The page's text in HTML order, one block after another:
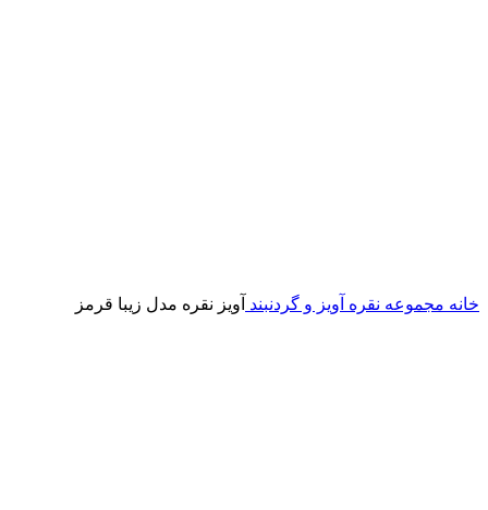
خانه مجموعه نقره آویز و گردنبند آویز نقره مدل زیبا قرمز